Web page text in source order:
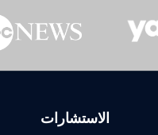
الاستشارات